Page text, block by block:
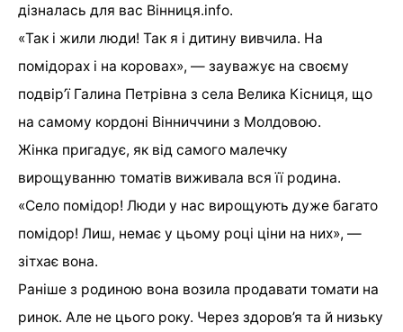
дізналась для вас Вінниця.info.
«Так і жили люди! Так я і дитину вивчила. На
помідорах і на коровах», — зауважує на своєму
подвір’ї Галина Петрівна з села Велика Кісниця, що
на самому кордоні Вінниччини з Молдовою.
Жінка пригадує, як від самого малечку
вирощуванню томатів виживала вся її родина.
«Село помідор! Люди у нас вирощують дуже багато
помідор! Лиш, немає у цьому році ціни на них», —
зітхає вона.
Раніше з родиною вона возила продавати томати на
ринок. Але не цього року. Через здоров’я та й низьку